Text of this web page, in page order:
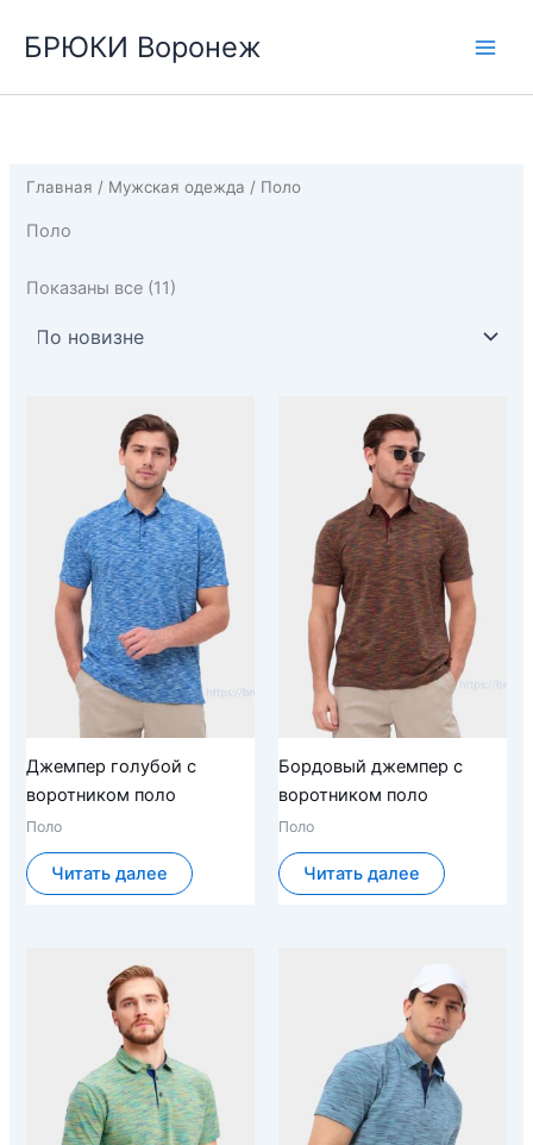
БРЮКИ Воронеж
Главная / Мужская одежда / Поло
Поло
Показаны все (11)
Джемпер голубой с
воротником поло
Поло
Читать далее
Бордовый джемпер с
воротником поло
Поло
Читать далее